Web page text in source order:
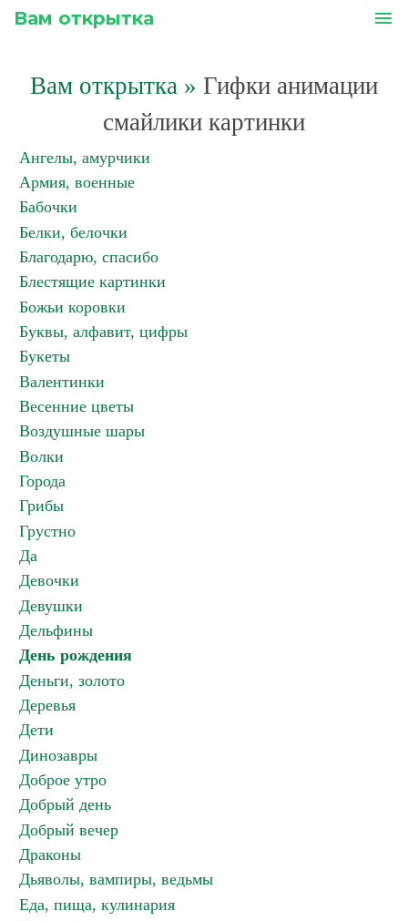
Вам открытка menu
Вам открытка » Гифки анимации
смайлики картинки
Ангелы, амурчики
Армия, военные
Бабочки
Белки, белочки
Благодарю, спасибо
Блестящие картинки
Божьи коровки
Буквы, алфавит, цифры
Букеты
Валентинки
Весенние цветы
Воздушные шары
Волки
Города
Грибы
Грустно
Да
Девочки
Девушки
Дельфины
День рождения
Деньги, золото
Деревья
Дети
Динозавры
Доброе утро
Добрый день
Добрый вечер
Драконы
Дьяволы, вампиры, ведьмы
Еда, пища, кулинария